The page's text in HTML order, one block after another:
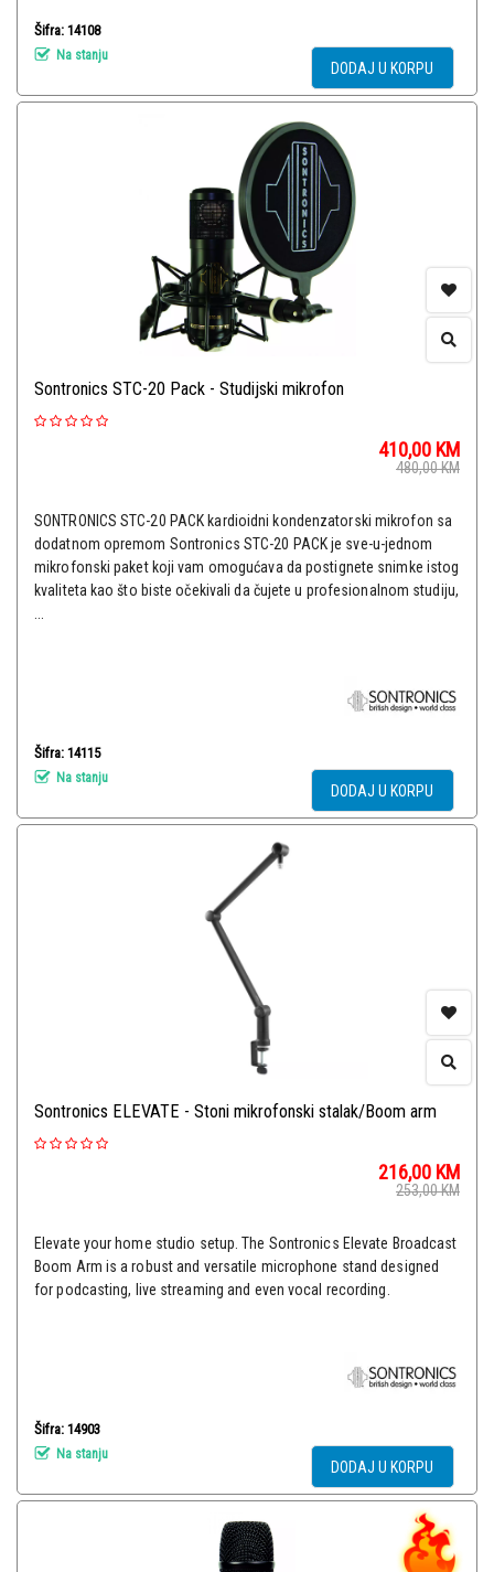
Šifra: 14108
Na stanju
DODAJ U KORPU
Sontronics STC-20 Pack - Studijski mikrofon
410,00 KM
480,00KM
SONTRONICS STC-20 PACK kardioidni kondenzatorski mikrofon sa
dodatnom opremom Sontronics STC-20 PACK je sve-u-jednom
mikrofonski paket koji vam omogućava da postignete snimke istog
kvaliteta kao što biste očekivali da čujete u profesionalnom studiju,
...
Šifra: 14115
Na stanju
DODAJ U KORPU
Sontronics ELEVATE - Stoni mikrofonski stalak/Boom arm
216,00 KM
253,00KM
Elevate your home studio setup. The Sontronics Elevate Broadcast
Boom Arm is a robust and versatile microphone stand designed
for podcasting, live streaming and even vocal recording.
Šifra: 14903
Na stanju
DODAJ U KORPU